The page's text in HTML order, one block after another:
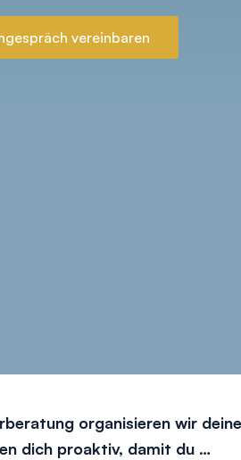
vereinbaren
organisieren wir deine
dich proaktiv, damit du …